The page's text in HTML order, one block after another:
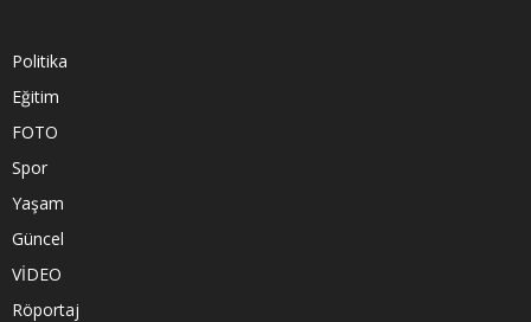
Politika
Eğitim
FOTO
Spor
Yaşam
Güncel
VİDEO
Röportaj